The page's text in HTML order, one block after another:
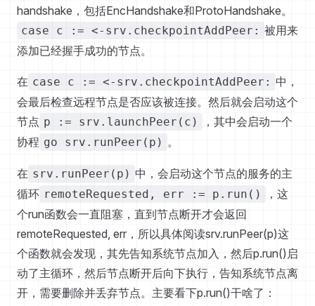
handshake，包括EncHandshake和ProtoHandshake。
case c := <-srv.checkpointAddPeer: 被用来
添加已经握手成功的节点。
在 case c := <-srv.checkpointAddPeer: 中，
会最后检查远程节点是否应该被连接。然后就会启动这个
节点 p := srv.launchPeer(c)
，其中会启动一个
协程 go srv.runPeer(p) 。
在 srv.runPeer(p) 中，会启动这个节点的服务的主
循环 remoteRequested, err := p.run()
，这
个run函数会一直阻塞，直到节点断开才会返回
remoteRequested, err，所以具体阅读srv.runPeer(p)这
个函数就会发现，其先告知系统节点加入，然后p.run()启
动了主循环，然后节点断开后向下执行，告知系统节点离
开，需要删除并丢弃节点。主要看下p.run()干啥了：